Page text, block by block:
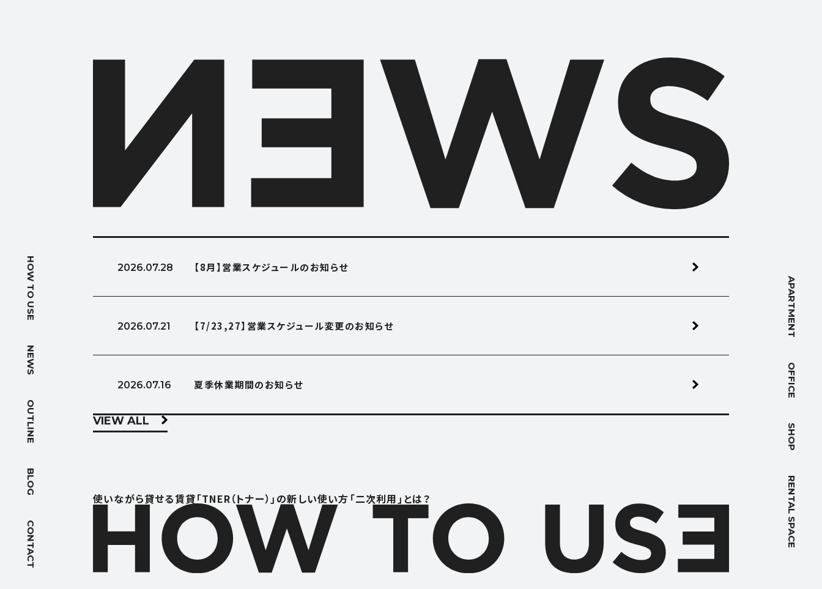
HOW TO USE
NEWS
OUTLINE
BLOG
CONTACT
APARTMENT
OFFICE
SHOP
RENTAL SPACE
HOW TO USE
NEWS
OUTLINE
ACCESS
アクセス
FOLLOW US
CONTACT
お問い合わせ
2026.07.28 【8月】営業スケジュールのお知らせ
2026.07.21 【7/23,27】営業スケジュール変更のお知らせ
2026.07.16 夏季休業期間のお知らせ
VIEW ALL
使いながら貸せる賃貸「TNER（トナー）」の新しい使い方「二次利用」とは？